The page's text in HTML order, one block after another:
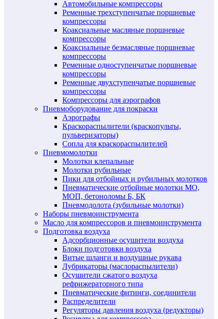
Автомобильные компрессоры
Ременные трехступенчатые поршневые
компрессоры
Коаксиальные масляные поршневые
компрессоры
Коаксиальные безмасляные поршневые
компрессоры
Ременные одноступенчатые поршневые
компрессоры
Ременные двухступенчатые поршневые
компрессоры
Компрессоры для аэрографов
Пневмоборудование для покраски
Аэрографы
Краскораспылители (краскопульты,
пульверизаторы)
Сопла для краскораспылителей
Пневмомолотки
Молотки клепальные
Молотки рубильные
Пики для отбойных и рубильных молотков
Пневматические отбойные молотки МО,
МОП, бетоноломы Б, БК
Пневмодолота (зубильные молотки)
Наборы пневмоинструмента
Масло для компрессоров и пневмоинструмента
Подготовка воздуха
Адсорбционные осушители воздуха
Блоки подготовки воздуха
Витые шланги и воздушные рукава
Лубрикаторы (маслораспылители)
Осушители сжатого воздуха
рефрижераторного типа
Пневматические фитинги, соединители
Распределители
Регуляторы давления воздуха (редукторы)